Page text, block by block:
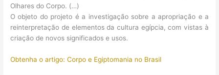
Olhares do Corpo. (…)
O objeto do projeto é a investigação sobre a apropriação e a
reinterpretação de elementos da cultura egípcia, com vistas à
criação de novos significados e usos.
Obtenha o artigo: Corpo e Egiptomania no Brasil